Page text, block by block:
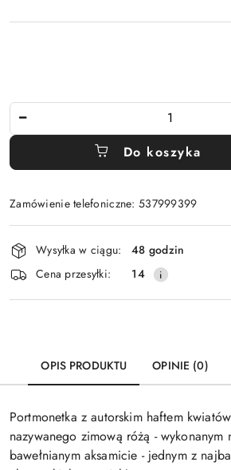
Do koszyka
Zamówienie telefoniczne: 537999399
Wyślij
Dostępność
i
dostawa
Wysyłka w ciągu:
48 godzin
Cena przesyłki:
14
OPIS PRODUKTU OPINIE (0)
Portmonetka z autorskim haftem
nazywanego zimową różą - wykonanym
bawełnianym aksamicie - jednym z